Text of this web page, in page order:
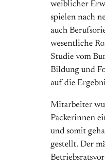
weiblicher
spielen nach
auch
wesentliche
Studie vom
Bildung und
auf die
Mitarbeiter
Packerinnen
und somit
gestellt. Der